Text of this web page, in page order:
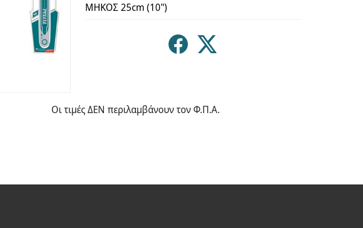
ΜΗΚΟΣ 25cm (10")
Οι τιμές ΔΕΝ περιλαμβάνουν τον Φ.Π.Α.